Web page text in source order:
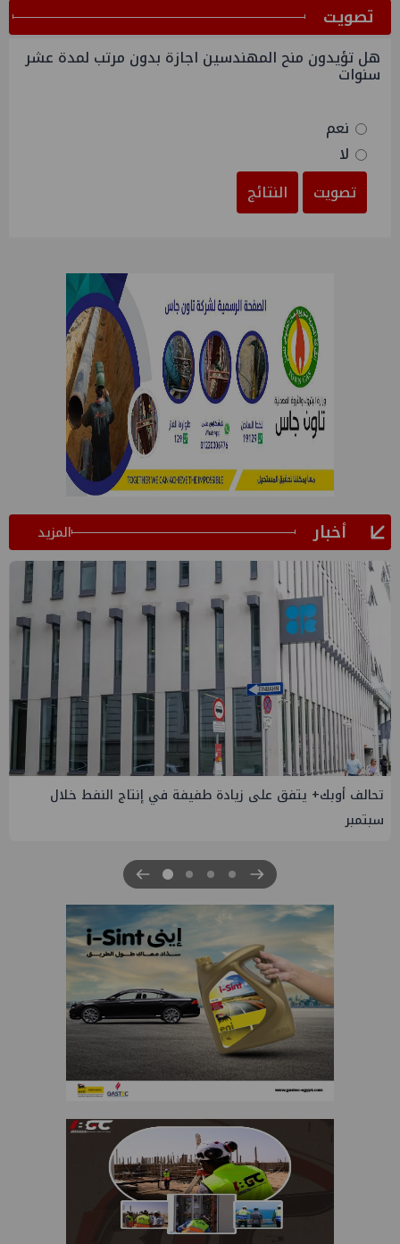
ﺗﺼﻮﻳﺖ
هل تؤيدون منح المهندسين اجازة بدون مرتب لمدة عشر
سنوات
نعم
لا
تصويت
النتائج
أخبار المزيد
إسدال الستار على النسخة الثانية من "منتدى مصر للطاقة
والصناعة 2026" بنجاح